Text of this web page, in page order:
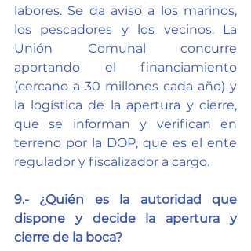
labores. Se da aviso a los marinos,
los pescadores y los vecinos. La
Unión Comunal concurre
aportando el financiamiento
(cercano a 30 millones cada año) y
la logística de la apertura y cierre,
que se informan y verifican en
terreno por la DOP, que es el ente
regulador y fiscalizador a cargo.
9.- ¿Quién es la autoridad que
dispone y decide la apertura y
cierre de la boca?